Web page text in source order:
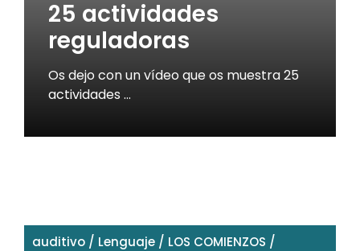
25 actividades
reguladoras
Os dejo con un vídeo que os muestra 25
actividades …
auditivo / Lenguaje / LOS COMIENZOS /